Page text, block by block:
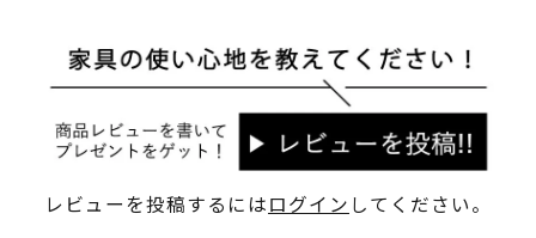
レビューを投稿するにはログイン してください。